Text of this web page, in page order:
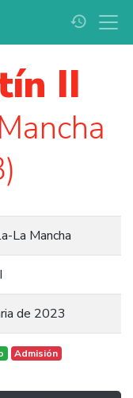
history
II
La Mancha
de 2023
Admisión